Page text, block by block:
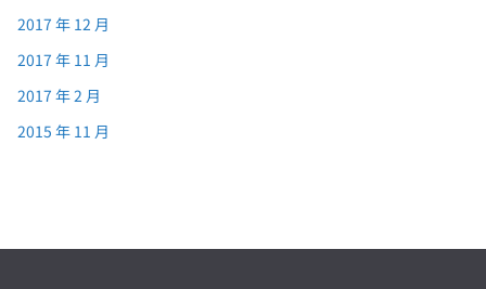
2017 年 12 月
2017 年 11 月
2017 年 2 月
2015 年 11 月